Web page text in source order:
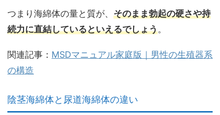
つまり海綿体の量と質が、 そのまま勃起の硬さや持
続力に直結しているといえるでしょう。
関連記事： MSDマニュアル家庭版｜男性の生殖器系
の構造
陰茎海綿体と尿道海綿体の違い